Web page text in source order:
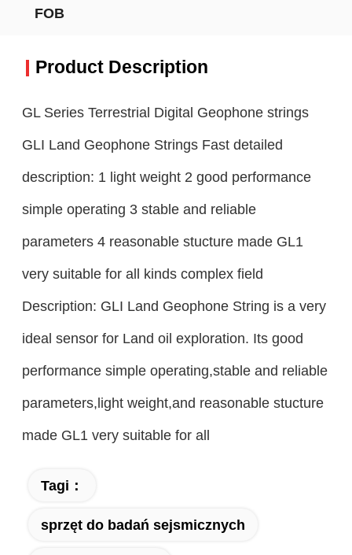
FOB
Product Description
GL Series Terrestrial Digital Geophone strings
GLI Land Geophone Strings Fast detailed
description: 1 light weight 2 good performance
simple operating 3 stable and reliable
parameters 4 reasonable stucture made GL1
very suitable for all kinds complex field
Description: GLI Land Geophone String is a very
ideal sensor for Land oil exploration. Its good
performance simple operating,stable and reliable
parameters,light weight,and reasonable stucture
made GL1 very suitable for all
Tagi：
sprzęt do badań sejsmicznych